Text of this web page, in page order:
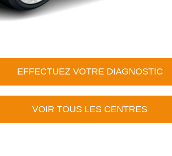
EFFECTUEZ VOTRE DIAGNOSTIC
VOIR TOUS LES CENTRES